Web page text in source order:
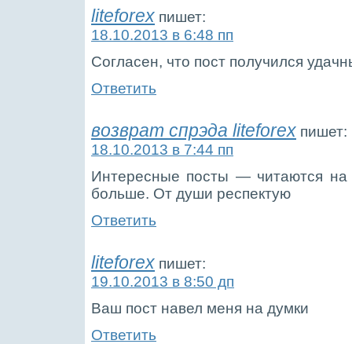
liteforex пишет:
18.10.2013 в 6:48 пп
Согласен, что пост получился
Ответить
возврат спрэда liteforex пишет:
18.10.2013 в 7:44 пп
Интересные посты — читаются
больше. От души респектую
Ответить
liteforex пишет:
19.10.2013 в 8:50 дп
Ваш пост навел меня на думки
Ответить